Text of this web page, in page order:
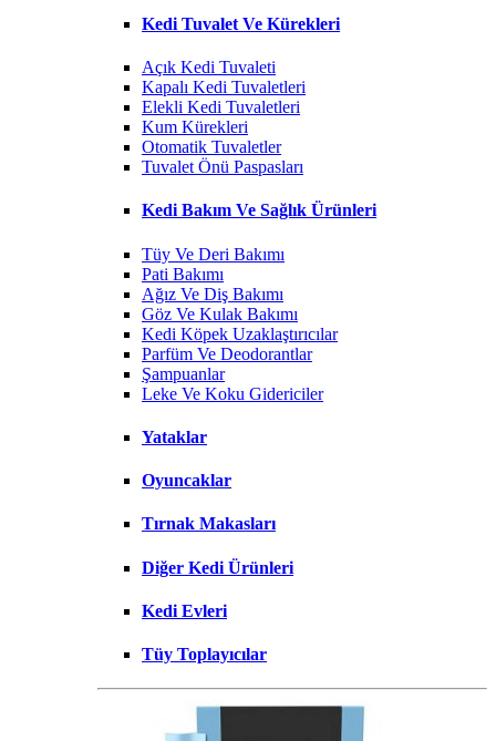
Kedi Tuvalet Ve Kürekleri
Açık Kedi Tuvaleti
Kapalı Kedi Tuvaletleri
Elekli Kedi Tuvaletleri
Kum Kürekleri
Otomatik Tuvaletler
Tuvalet Önü Paspasları
Kedi Bakım Ve Sağlık Ürünleri
Tüy Ve Deri Bakımı
Pati Bakımı
Ağız Ve Diş Bakımı
Göz Ve Kulak Bakımı
Kedi Köpek Uzaklaştırıcılar
Parfüm Ve Deodorantlar
Şampuanlar
Leke Ve Koku Gidericiler
Yataklar
Oyuncaklar
Tırnak Makasları
Diğer Kedi Ürünleri
Kedi Evleri
Tüy Toplayıcılar